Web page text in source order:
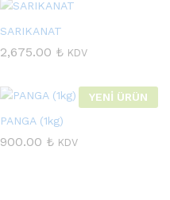
SARIKANAT
2,675.00 ₺ KDV
YENİ ÜRÜN
PANGA (1kg)
900.00 ₺ KDV